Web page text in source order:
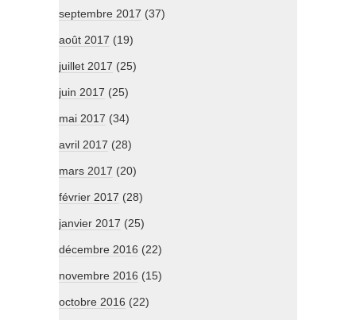
septembre 2017 (37)
août 2017 (19)
juillet 2017 (25)
juin 2017 (25)
mai 2017 (34)
avril 2017 (28)
mars 2017 (20)
février 2017 (28)
janvier 2017 (25)
décembre 2016 (22)
novembre 2016 (15)
octobre 2016 (22)